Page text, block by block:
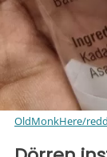
OldMonkHere/